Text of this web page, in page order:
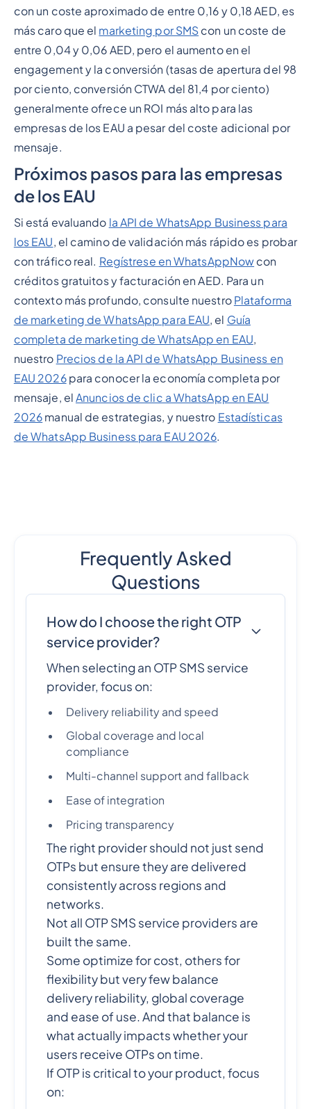
con un coste aproximado de entre 0,16 y 0,18 AED, es
más caro que el marketing por SMS con un coste de
entre 0,04 y 0,06 AED, pero el aumento en el
engagement y la conversión (tasas de apertura del 98
por ciento, conversión CTWA del 81,4 por ciento)
generalmente ofrece un ROI más alto para las
empresas de los EAU a pesar del coste adicional por
mensaje.
Próximos pasos para las empresas
de los EAU
Si está evaluando la API de WhatsApp Business para
los EAU, el camino de validación más rápido es probar
con tráfico real. Regístrese en WhatsAppNow con
créditos gratuitos y facturación en AED. Para un
contexto más profundo, consulte nuestro Plataforma
de marketing de WhatsApp para EAU, el Guía
completa de marketing de WhatsApp en EAU,
nuestro Precios de la API de WhatsApp Business en
EAU 2026para conocer la economía completa por
mensaje, elAnuncios de clic a WhatsApp en EAU
2026 manual de estrategias, y nuestro Estadísticas
de WhatsApp Business para EAU 2026.
Frequently Asked
Questions
How do I choose the right OTP
service provider?
When selecting an OTP SMS service
provider, focus on:
Delivery reliability and speed
Global coverage and local
compliance
Multi-channel support and fallback
Ease of integration
Pricing transparency
The right provider should not just send
OTPs but ensure they are delivered
consistently across regions and
networks.
Not all OTP SMS service providers are
built the same.
Some optimize for cost, others for
flexibility but very few balance
delivery reliability, global coverage
and ease of use. And that balance is
what actually impacts whether your
users receive OTPs on time.
If OTP is critical to your product, focus
on: